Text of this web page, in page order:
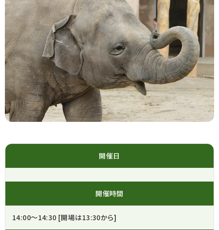
Follow
開催日
開催時間
14:00～14:30 [開場は13:30から]